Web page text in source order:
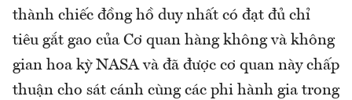
thành chiếc đồng hồ duy nhất có đạt đủ chỉ
tiêu gắt gao của Cơ quan hàng không và không
gian hoa kỳ NASA và đã được cơ quan này chấp
thuận cho sát cánh cùng các phi hành gia trong